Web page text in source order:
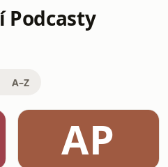
Podcasty
A–Z
AP